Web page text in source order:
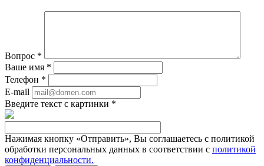
Вопрос *
Ваше имя *
Телефон *
E-mail
Введите текст с картинки *
Нажимая кнопку «Отправить», Вы соглашаетесь с политикой
обработки персональных данных в соответствии с политикой
конфиденциальности.